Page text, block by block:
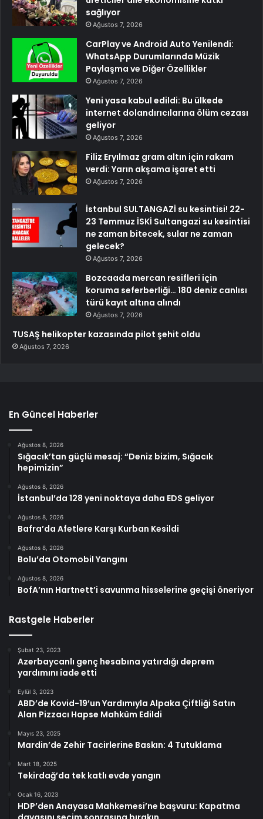
sağlıyor
Ağustos 7, 2026
CarPlay ve Android Auto Yenilendi:
WhatsApp Durumlarında Müzik
Paylaşma ve Diğer Özellikler
Ağustos 7, 2026
Yeni yasa kabul edildi: Bu ülkede
internet dolandırıcılarına ölüm cezası
geliyor
Ağustos 7, 2026
Filiz Eryılmaz gram altın için rakam
verdi: Yarın akşama işaret etti
Ağustos 7, 2026
İstanbul SULTANGAZİ su kesintisi! 22-
23 Temmuz İSKİ Sultangazi su kesintisi
ne zaman bitecek, sular ne zaman
gelecek?
Ağustos 7, 2026
Bozcaada mercan resifleri için
koruma seferberliği… 180 deniz canlısı
türü kayıt altına alındı
Ağustos 7, 2026
TUSAŞ helikopter kazasında pilot şehit oldu
Ağustos 7, 2026
En Güncel Haberler
Ağustos 8, 2026
Sığacık’tan güçlü mesaj: “Deniz bizim, Sığacık
hepimizin”
Ağustos 8, 2026
İstanbul’da 128 yeni noktaya daha EDS geliyor
Ağustos 8, 2026
Bafra’da Afetlere Karşı Kurban Kesildi
Ağustos 8, 2026
Bolu’da Otomobil Yangını
Ağustos 8, 2026
BofA’nın Hartnett’i savunma hisselerine geçişi öneriyor
Rastgele Haberler
Şubat 23, 2023
Azerbaycanlı genç hesabına yatırdığı deprem
yardımını iade etti
Eylül 3, 2023
ABD’de Kovid-19’un Yardımıyla Alpaka Çiftliği Satın
Alan Pizzacı Hapse Mahkûm Edildi
Mayıs 23, 2025
Mardin’de Zehir Tacirlerine Baskın: 4 Tutuklama
Mart 18, 2025
Tekirdağ’da tek katlı evde yangın
Ocak 16, 2023
HDP’den Anayasa Mahkemesi’ne başvuru: Kapatma